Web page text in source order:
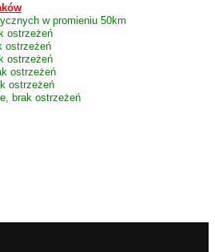
w promieniu 50km
ostrzeżeń
ostrzeżeń
ostrzeżeń
ostrzeżeń
ostrzeżeń
brak ostrzeżeń